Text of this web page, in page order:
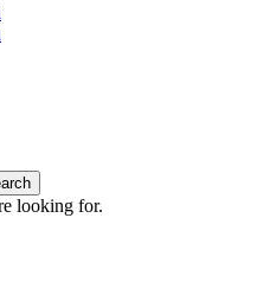
looking for.